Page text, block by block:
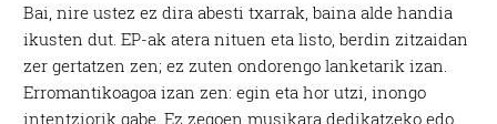
Bai, nire ustez ez dira abesti txarrak, baina alde handia
ikusten dut. EP-ak atera nituen eta listo, berdin zitzaidan
zer gertatzen zen; ez zuten ondorengo lanketarik izan.
Erromantikoagoa izan zen: egin eta hor utzi, inongo
intentziorik gabe. Ez zegoen musikara dedikatzeko edo